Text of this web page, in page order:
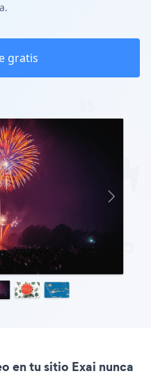
gratis
en tu sitio Exai nunca